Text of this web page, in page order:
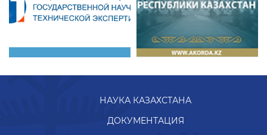
НАУКА КАЗАХСТАНА
ДОКУМЕНТАЦИЯ